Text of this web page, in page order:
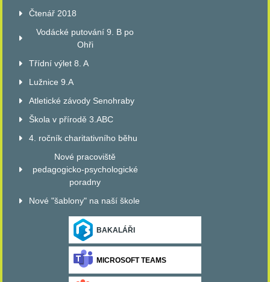
Čtenář 2018
Vodácké putování 9. B po
Ohři
Třídní výlet 8. A
Lužnice 9.A
Atletické závody Senohraby
Škola v přírodě 3.ABC
4. ročník charitativního běhu
Nové pracoviště
pedagogicko-psychologické
poradny
Nové "šablony" na naší škole
BAKALÁŘI
MICROSOFT TEAMS